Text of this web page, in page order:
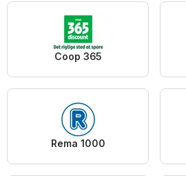
Coop 365
Rema 1000